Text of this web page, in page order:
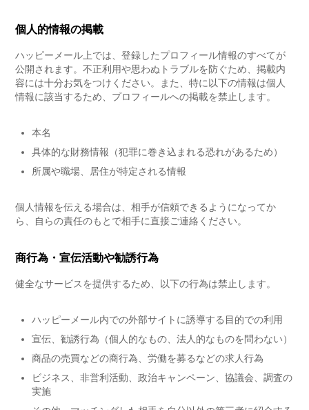
個人的情報の掲載
ハッピーメール上では、登録したプロフィール情報のすべてが
公開されます。不正利用や思わぬトラブルを防ぐため、掲載内
容には十分お気をつけください。また、特に以下の情報は個人
情報に該当するため、プロフィールへの掲載を禁止します。
本名
具体的な財務情報（犯罪に巻き込まれる恐れがあるため）
所属や職場、居住が特定される情報
個人情報を伝える場合は、相手が信頼できるようになってか
ら、自らの責任のもとで相手に直接ご連絡ください。
商行為・宣伝活動や勧誘行為
健全なサービスを提供するため、以下の行為は禁止します。
ハッピーメール内での外部サイトに誘導する目的での利用
宣伝、勧誘行為（個人的なもの、法人的なものを問わない）
商品の売買などの商行為、労働を募るなどの求人行為
ビジネス、非営利活動、政治キャンペーン、協議会、調査の
実施